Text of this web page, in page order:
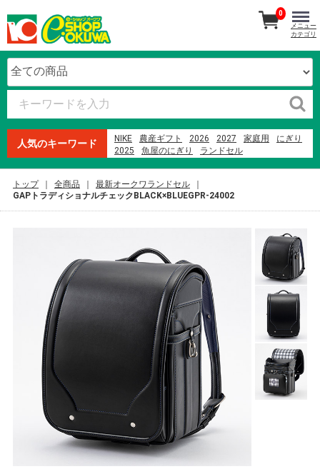
人気のキーワード NIKE 農産ギフト 2026 2027 家庭用
にぎり
2025
魚屋のにぎり
ランドセル
ウイスキー
米 2023
0
メニュー
カテゴリ
トップ 全商品
最新オークワランドセル
GAPトラディショナルチェックBLACK×BLUEGPR-24002